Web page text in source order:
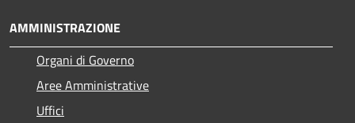
AMMINISTRAZIONE
Organi di Governo
Aree Amministrative
Uffici